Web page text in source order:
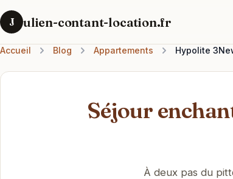
J ulien-contant-location.fr
Accueil Blog Appartements Hypolite
Séjour
À deux pas du